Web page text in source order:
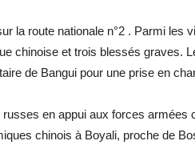
la route nationale n°2 . Parmi les
chinoise et trois blessés graves.
de Bangui pour une prise en
en appui aux forces armées
chinois à Boyali, proche de